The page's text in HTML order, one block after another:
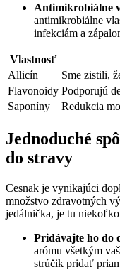
Antimikrobiálne
antimikrobiálne
infekciám a
Vlastnosť
Allicín
Sme zistili,
Flavonoidy Podporujú
Saponíny
Redukcia
Jednoduché
do stravy
Cesnak je vynikajúci
množstvo zdravotných
jedálnička, je tu
Pridávajte ho do
arómu všetkým
strúčik pridať